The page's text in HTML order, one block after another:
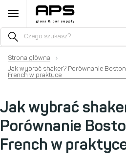
Strona główna
›
Jak wybrać shaker? Porównanie
French w praktyce
Jak wybrać
Porównanie
French w